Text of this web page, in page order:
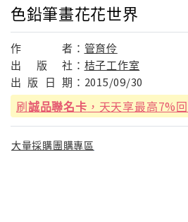
色鉛筆畫花花世界
作 者： 管育伶
出
版 社： 桔子工作室
出 版 日 期： 2015/09/30
刷誠品聯名卡 ，天天享最高7%
大量採購團購專區